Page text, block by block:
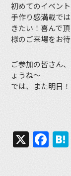
初めてのイベン
手作り感満載で
きたい！喜んで
様のご来場をお
ご参加の皆さん
ょうね〜
では、また明日！
X